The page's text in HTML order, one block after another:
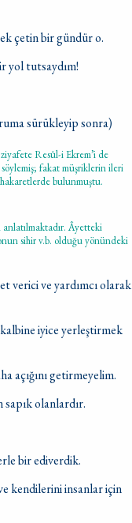
çetin bir gündür o.
yol tutsaydım!
sürükleyip sonra)
Resûl-i Ekrem’i de
fakat müşriklerin ileri
bulunmuştu.
Âyetteki
sihir v.b. olduğu yönündeki
verici ve yardımcı olarak
iyice yerleştirmek
açığını getirmeyelim.
olanlardır.
bir ediverdik.
kendilerini insanlar için